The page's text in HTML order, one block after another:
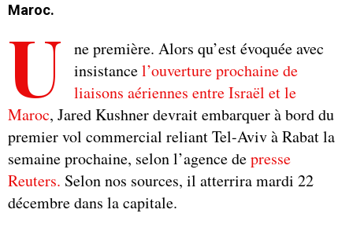
Maroc.
U
ne première. Alors qu’est évoquée avec
insistancel’ouverture prochaine de
liaisons aériennes entre Israël et le
Maroc, Jared Kushner devrait embarquer à bord du
premier vol commercial reliant Tel-Aviv à Rabat la
semaine prochaine, selon l’agence depresse
Reuters. Selon nos sources, il atterrira mardi 22
décembre dans la capitale.